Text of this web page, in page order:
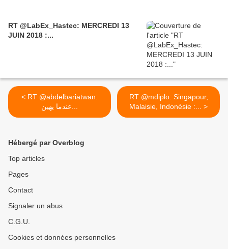
RT @LabEx_Hastec: MERCREDI 13
JUIN 2018 :...
< RT @abdelbariatwan:
RT @mdiplo: Singapour,
Malaisie, Indonésie :... >
Hébergé par Overblog
Top articles
Pages
Contact
Signaler un abus
C.G.U.
Cookies et données personnelles